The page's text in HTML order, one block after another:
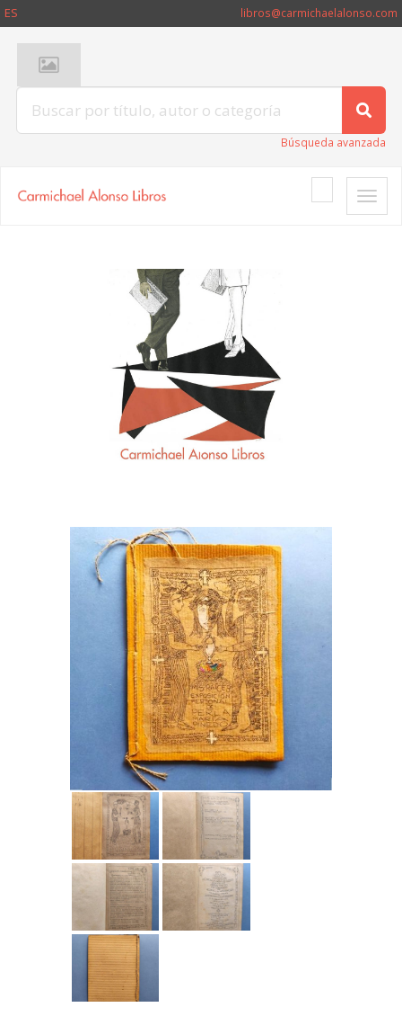
ES libros@carmichaelalonso.com
Búsqueda avanzada
Toggle